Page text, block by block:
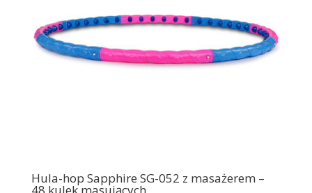
Hula-hop Sapphire SG-052 z masażerem –
48 kulek masujących